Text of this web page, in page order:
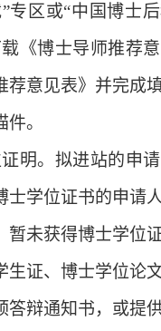
专区或“中国博士
《博士导师推荐
荐意见表》并完成
件。
明。拟进站的申
士学位证书的申请
暂未获得博士学位
生证、博士学位论
答辩通知书，或提